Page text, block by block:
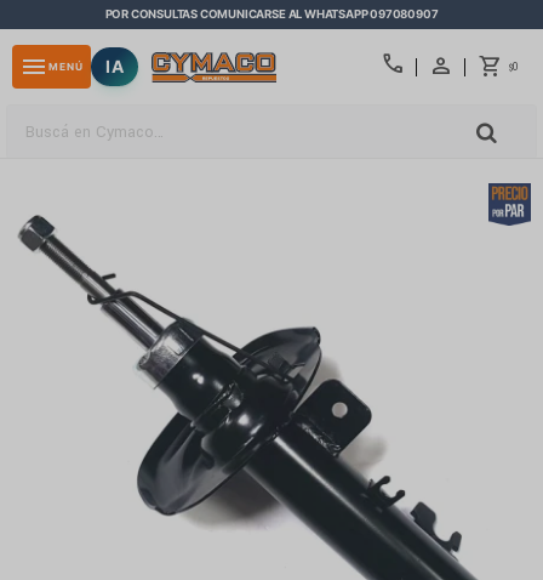
POR CONSULTAS COMUNICARSE AL WHATSAPP 097080907
call $0
menu MENÚ IA
close